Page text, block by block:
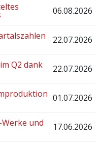
06.08.2026
22.07.2026
Q2 dank 22.07.2026
01.07.2026
und 17.06.2026